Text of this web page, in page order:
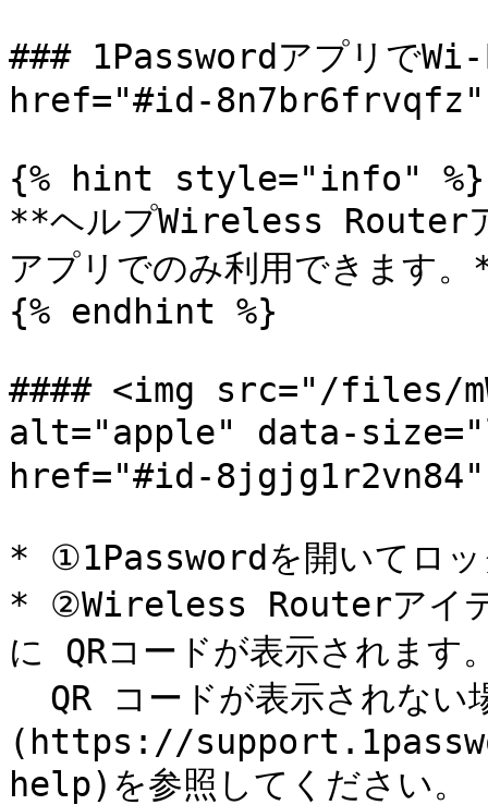
### 1Passwordアプリで
href="#id-
{% hint style="info" %}
**ヘルプWireless Routerア
アプリでのみ利用できます
{% endhint %}
#### <img src="/files/
alt="apple" data-
href="#id-
* ①1Passwordを開いてロッ
* ②Wireless Routerアイテ
に QRコードが表示されます
(https://
help)を参照してください。